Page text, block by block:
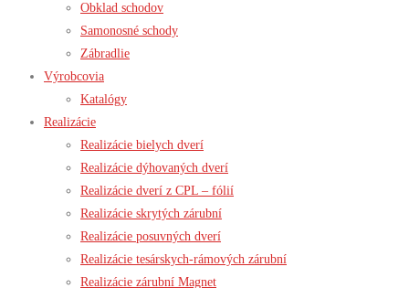
Obklad schodov
Samonosné schody
Zábradlie
Výrobcovia
Katalógy
Realizácie
Realizácie bielych dverí
Realizácie dýhovaných dverí
Realizácie dverí z CPL – fólií
Realizácie skrytých zárubní
Realizácie posuvných dverí
Realizácie tesárskych-rámových zárubní
Realizácie zárubní Magnet